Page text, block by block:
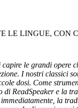
LE LINGUE, CON
le grandi opere
I nostri classici
dosi. Come
ReadSpeaker e la
la